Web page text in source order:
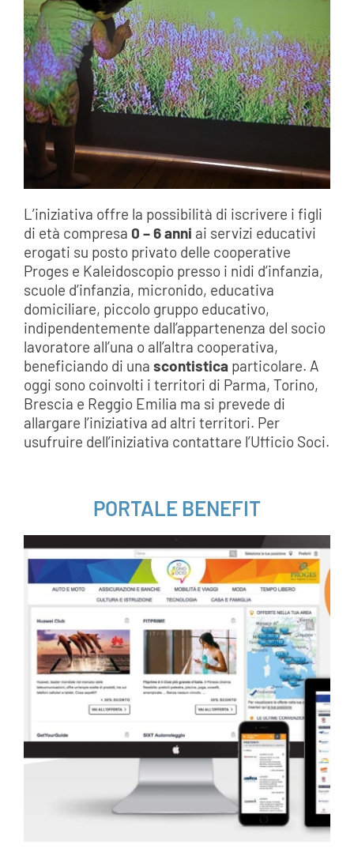
L’iniziativa offre la possibilità di iscrivere i figli
di età compresa 0 – 6 anni ai servizi educativi
erogati su posto privato delle cooperative
Proges e Kaleidoscopio presso i nidi d’infanzia,
scuole d’infanzia, micronido, educativa
domiciliare, piccolo gruppo educativo,
indipendentemente dall’appartenenza del socio
lavoratore all’una o all’altra cooperativa,
beneficiando di una scontisticaparticolare. A
oggi sono coinvolti i territori di Parma, Torino,
Brescia e Reggio Emilia ma si prevede di
allargare l’iniziativa ad altri territori. Per
usufruire dell’iniziativa contattare l’Ufficio Soci.
PORTALE BENEFIT